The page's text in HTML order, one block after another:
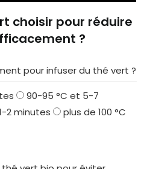
choisir pour réduire
?
pour infuser du thé vert ?
90-95 °C et 5-7
2 minutes plus de 100 °C